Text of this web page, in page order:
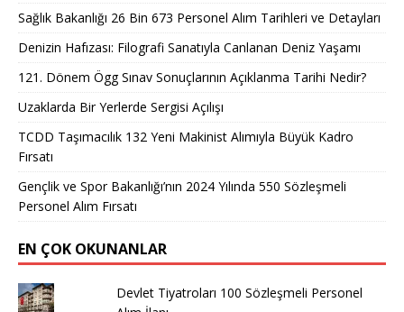
Sağlık Bakanlığı 26 Bin 673 Personel Alım Tarihleri ve Detayları
Denizin Hafızası: Filografi Sanatıyla Canlanan Deniz Yaşamı
121. Dönem Ögg Sınav Sonuçlarının Açıklanma Tarihi Nedir?
Uzaklarda Bir Yerlerde Sergisi Açılışı
TCDD Taşımacılık 132 Yeni Makinist Alımıyla Büyük Kadro
Fırsatı
Gençlik ve Spor Bakanlığı’nın 2024 Yılında 550 Sözleşmeli
Personel Alım Fırsatı
EN ÇOK OKUNANLAR
Devlet Tiyatroları 100 Sözleşmeli Personel